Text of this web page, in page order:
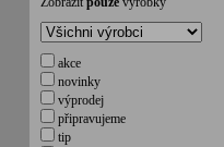
akce
novinky
výprodej
připravujeme
tip